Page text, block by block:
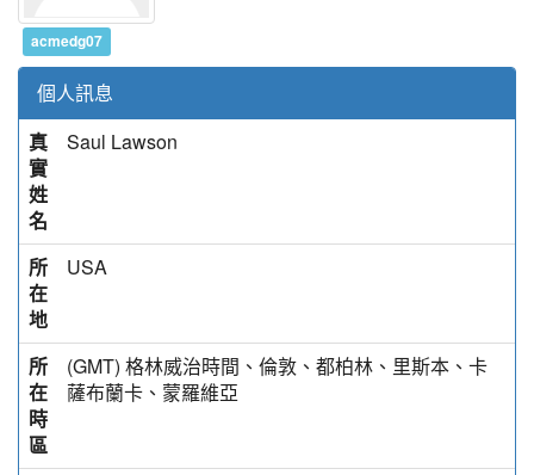
acmedg07
個人訊息
真
實
姓
名
Saul Lawson
所
在
地
USA
所
在
時
區
(GMT) 格林威治時間、倫敦、都柏林、里斯本、卡
薩布蘭卡、蒙羅維亞